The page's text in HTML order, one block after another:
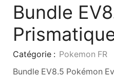
Bundle
Catégorie : Pokemon FR
Bundle EV8.5 Pokémon